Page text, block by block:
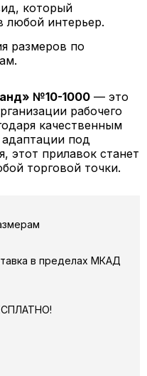
который
любой интерьер.
размеров по
№10-1000 — это
рабочего
качественным
под
этот прилавок станет
торговой точки.
в пределах МКАД